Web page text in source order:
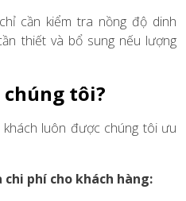
cần kiểm tra nồng độ dinh
thiết và bổ sung nếu lượng
chúng tôi?
luôn được chúng tôi ưu
phí cho khách hàng: